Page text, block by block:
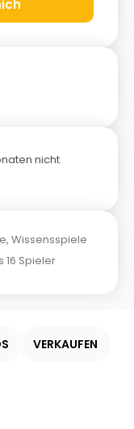
nicht
, Wissensspiele
16 Spieler
VERKAUFEN